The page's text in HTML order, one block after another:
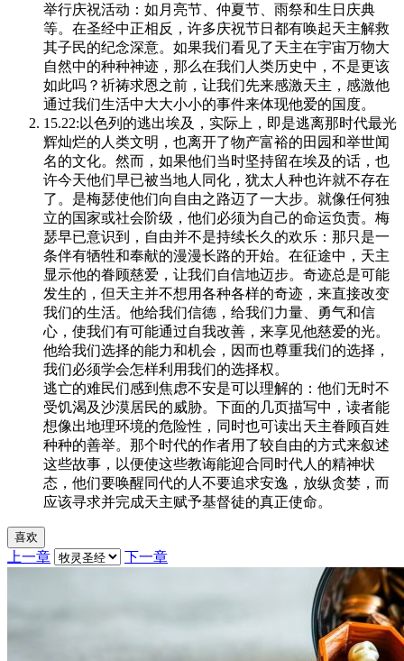
举行庆祝活动：如月亮节、仲夏节、雨祭和生日庆典
等。在圣经中正相反，许多庆祝节日都有唤起天主解救
其子民的纪念深意。如果我们看见了天主在宇宙万物大
自然中的种种神迹，那么在我们人类历史中，不是更该
如此吗？祈祷求恩之前，让我们先来感激天主，感激他
通过我们生活中大大小小的事件来体现他爱的国度。
15.22:以色列的逃出埃及，实际上，即是逃离那时代最光
辉灿烂的人类文明，也离开了物产富裕的田园和举世闻
名的文化。然而，如果他们当时坚持留在埃及的话，也
许今天他们早已被当地人同化，犹太人种也许就不存在
了。是梅瑟使他们向自由之路迈了一大步。就像任何独
立的国家或社会阶级，他们必须为自己的命运负责。梅
瑟早已意识到，自由并不是持续长久的欢乐：那只是一
条伴有牺牲和奉献的漫漫长路的开始。在征途中，天主
显示他的眷顾慈爱，让我们自信地迈步。奇迹总是可能
发生的，但天主并不想用各种各样的奇迹，来直接改变
我们的生活。他给我们信德，给我们力量、勇气和信
心，使我们有可能通过自我改善，来享见他慈爱的光。
他给我们选择的能力和机会，因而也尊重我们的选择，
我们必须学会怎样利用我们的选择权。
逃亡的难民们感到焦虑不安是可以理解的：他们无时不
受饥渴及沙漠居民的威胁。下面的几页描写中，读者能
想像出地理环境的危险性，同时也可读出天主眷顾百姓
种种的善举。那个时代的作者用了较自由的方式来叙述
这些故事，以便使这些教诲能迎合同时代人的精神状
态，他们要唤醒同代的人不要追求安逸，放纵贪婪，而
应该寻求并完成天主赋予基督徒的真正使命。
喜欢
上一章 下一章